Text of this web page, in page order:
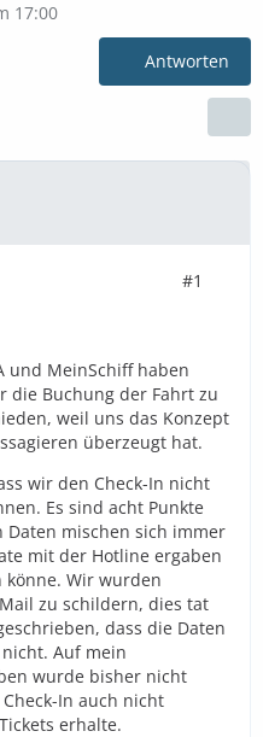
17:00
Antworten
#1
und MeinSchiff haben
die Buchung der Fahrt zu
weil uns das Konzept
überzeugt hat.
wir den Check-In nicht
Es sind acht Punkte
mischen sich immer
mit der Hotline ergaben
Wir wurden
zu schildern, dies tat
dass die Daten
Auf mein
wurde bisher nicht
In auch nicht
erhalte.